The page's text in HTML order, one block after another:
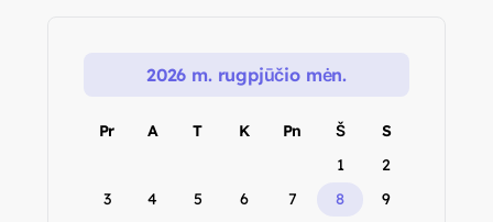
2026 m. rugpjūčio mėn.
Pr A T K Pn Š
S
1
2
3
4 5 6 7 8
9